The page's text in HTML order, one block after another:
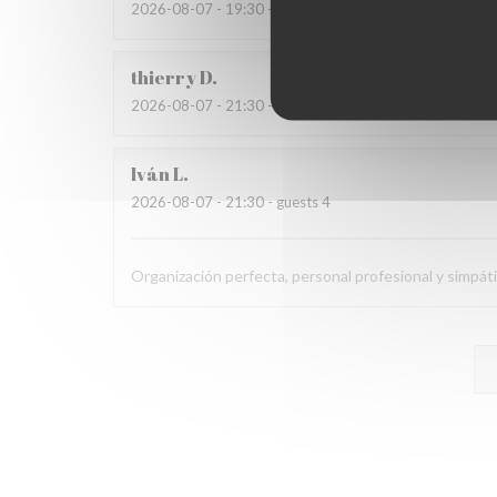
2026-08-07 - 19:30 - guests 2
thierryD
2026-08-07 - 21:30 - guests 4
IvánL
2026-08-07 - 21:30 - guests 4
Organización perfecta, personal profesional y